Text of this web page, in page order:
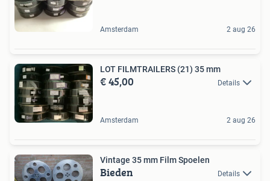
Amsterdam 2 aug 26
LOT FILMTRAILERS (21) 35 mm
€ 45,00 Details
Amsterdam 2 aug 26
Vintage 35 mm Film Spoelen
Bieden Details